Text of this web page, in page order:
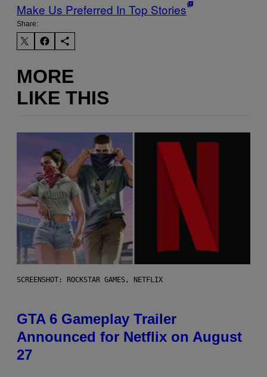
Make Us Preferred In Top Stories
Share:
MORE
LIKE THIS
SCREENSHOT: ROCKSTAR GAMES, NETFLIX
GTA 6 Gameplay Trailer
Announced for Netflix on August
27